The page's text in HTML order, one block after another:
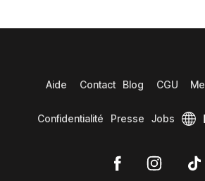
Aide Contact Blog CGU
Confidentialité Presse Jobs